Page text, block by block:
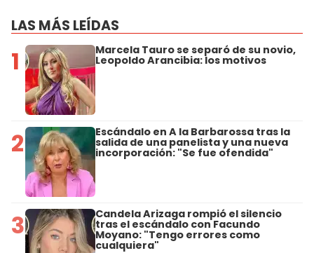
LAS MÁS LEÍDAS
1 Marcela Tauro se separó de su novio,
Leopoldo Arancibia: los motivos
2 Escándalo en A la Barbarossa tras la
salida de una panelista y una nueva
incorporación: "Se fue ofendida"
3 Candela Arizaga rompió el silencio
tras el escándalo con Facundo
Moyano: "Tengo errores como
cualquiera"